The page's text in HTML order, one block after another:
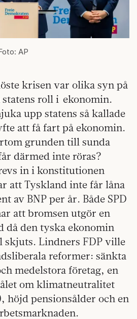
AP
krisen var olika syn på
roll i ekonomin.
upp statens så kallade
att få fart på ekonomin.
grunden till sunda
därmed inte röras?
in i konstitutionen
att Tyskland inte får låna
av BNP per år. Både SPD
att bromsen utgör en
då den tyska ekonomin
skjuts. Lindners FDP ville
reformer: sänkta
medelstora företag, en
om klimatneutralitet
höjd pensionsålder och en